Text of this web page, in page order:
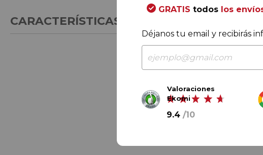
CARACTERÍSTICAS GENERALES
GRATIS todos los
Déjanos tu email y recibirás
Valoraciones
Ekomi
9.4 /10